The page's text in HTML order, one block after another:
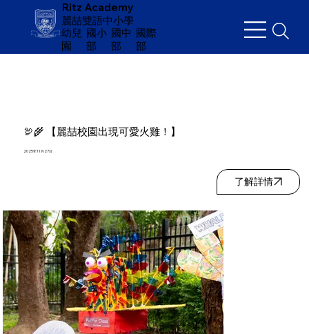
Ritz Academy
麗喆雙語中小學
幼兒
園
​國小
部
國中
部
國際
部
🦃🌾 【麗喆校園出現可愛火雞！】
2025年11月27日
了解詳情